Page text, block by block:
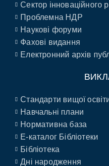
Сектор інноваційного
Проблемна НДР
Наукові форуми
Фахові видання
Електронний архів
Стандарти вищої
Навчальні плани
Нормативна база
E-каталог Бібліотеки
Бібліотека
Дні народження